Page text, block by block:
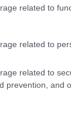
related to
related to
related to
prevention, and
ma
ha segnato